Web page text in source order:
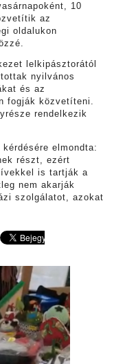
10
az
oldalukon
lelkipásztorától
nyilvános
és az
fogják közvetíteni.
rendelkezik
elmondta:
részt, ezért
is tartják a
nem akarják
szolgálatot, azokat